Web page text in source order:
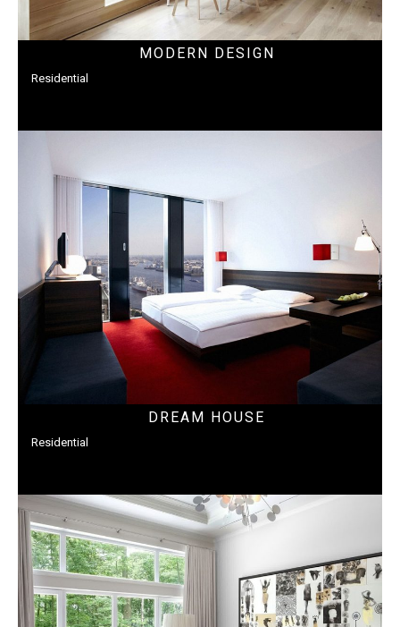
MODERN DESIGN
Residential
DREAM HOUSE
Residential